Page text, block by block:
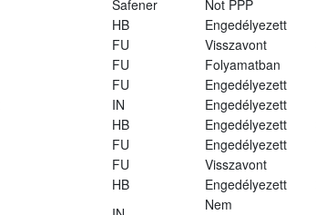
Safener Not PPP
HB Engedélyezett
FU Visszavont
FU Folyamatban
FU Engedélyezett
IN Engedélyezett
HB Engedélyezett
FU Engedélyezett
FU Visszavont
HB Engedélyezett
Nem